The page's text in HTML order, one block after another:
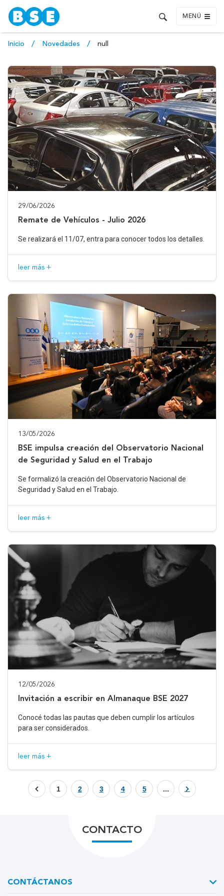
MENÚ
Inicio Novedades null
29/06/2026
Remate de Vehículos - Julio 2026
Se realizará el 11/07, entra para conocer todos los detalles.
leer más +
13/05/2026
BSE impulsa creación del Observatorio Nacional
de Seguridad y Salud en el Trabajo
Se formalizó la creación del Observatorio Nacional de
Seguridad y Salud en el Trabajo.
leer más +
12/05/2026
Invitación a escribir en Almanaque BSE 2027
Conocé todas las pautas que deben cumplir los artículos
para ser considerados.
leer más +
1 2 3 4 5 ...
CONTACTO
CONTÁCTANOS